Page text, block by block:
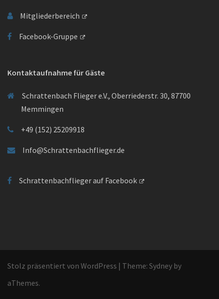
Mitgliederbereich
Facebook-Gruppe
Kontaktaufnahme für Gäste
Schrattenbach Flieger e.V., Oberriederstr. 30, 87700
Memmingen
+49 (152) 25209918
Info@Schrattenbachflieger.de
Schrattenbachflieger auf Facebook
Stolz präsentiert von WordPress | Theme: Sydney by
aThemes.